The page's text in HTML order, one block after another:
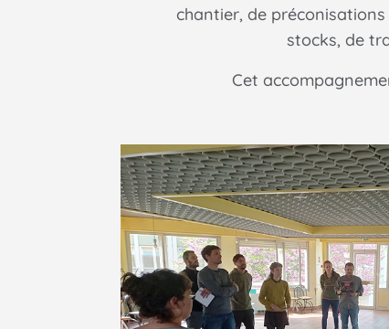
chantier, de
stocks, de
Cet